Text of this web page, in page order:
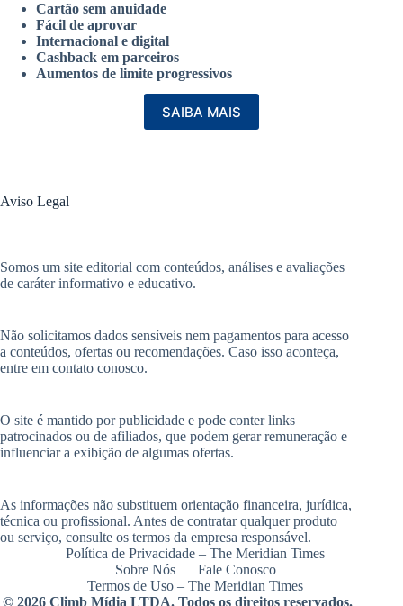
Cartão sem anuidade
Fácil de aprovar
Internacional e digital
Cashback em parceiros
Aumentos de limite progressivos
SAIBA MAIS
Aviso Legal
Somos um site editorial com conteúdos, análises e avaliações
de caráter informativo e educativo.
Não solicitamos dados sensíveis nem pagamentos para acesso
a conteúdos, ofertas ou recomendações. Caso isso aconteça,
entre em contato conosco.
O site é mantido por publicidade e pode conter links
patrocinados ou de afiliados, que podem gerar remuneração e
influenciar a exibição de algumas ofertas.
As informações não substituem orientação financeira, jurídica,
técnica ou profissional. Antes de contratar qualquer produto
ou serviço, consulte os termos da empresa responsável.
Política de Privacidade – The Meridian Times
Sobre Nós
Fale Conosco
Termos de Uso – The Meridian Times
© 2026 Climb Mídia LTDA. Todos os direitos reservados.